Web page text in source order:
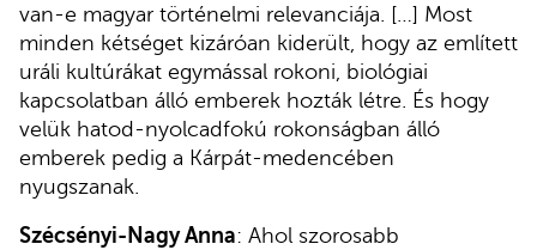
van-e magyar történelmi relevanciája. […] Most
minden kétséget kizáróan kiderült, hogy az említett
uráli kultúrákat egymással rokoni, biológiai
kapcsolatban álló emberek hozták létre. És hogy
velük hatod-nyolcadfokú rokonságban álló
emberek pedig a Kárpát-medencében
nyugszanak.
Szécsényi-Nagy Anna: Ahol szorosabb